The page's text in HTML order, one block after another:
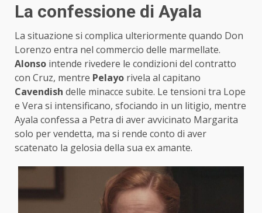
La confessione di Ayala
La situazione si complica ulteriormente quando Don
Lorenzo entra nel commercio delle marmellate.
Alonso intende rivedere le condizioni del contratto
con Cruz, mentre Pelayo rivela al capitano
Cavendish delle minacce subite. Le tensioni tra Lope
e Vera si intensificano, sfociando in un litigio, mentre
Ayala confessa a Petra di aver avvicinato Margarita
solo per vendetta, ma si rende conto di aver
scatenato la gelosia della sua ex amante.